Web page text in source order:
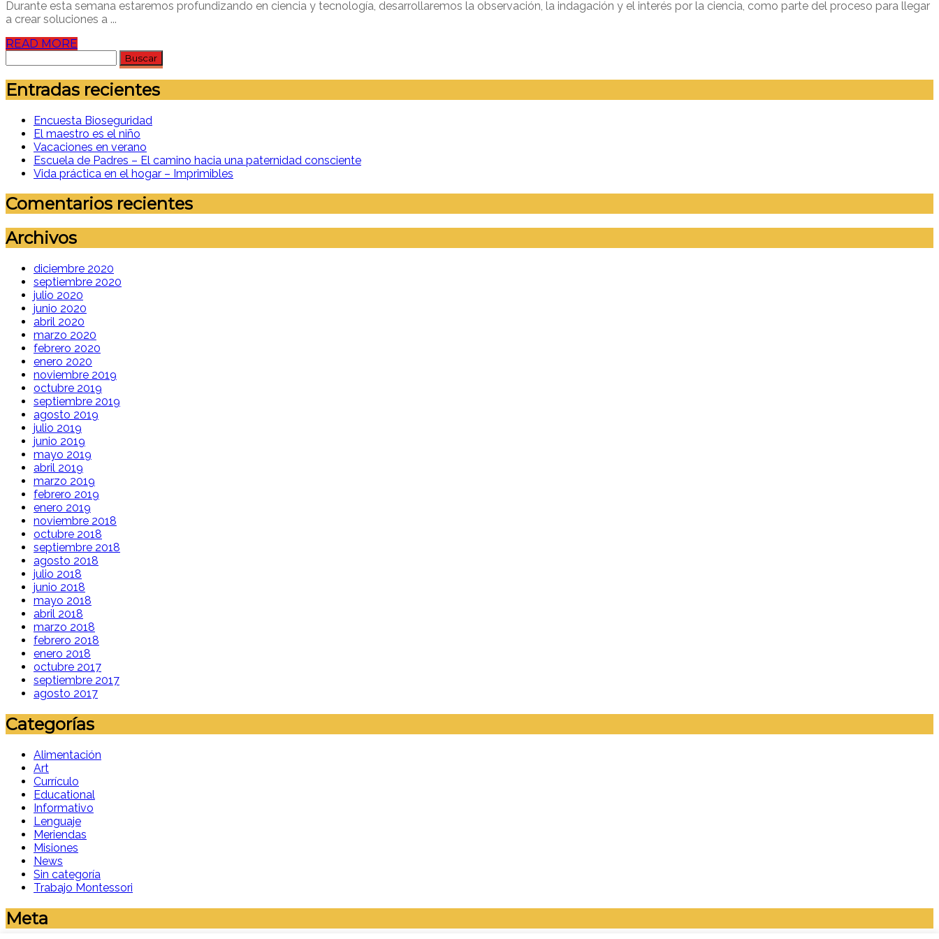
Durante esta semana estaremos profundizando en ciencia y tecnología, desarrollaremos la observación, la indagación y el interés por la ciencia, como parte del proceso para llegar
a crear soluciones a ...
READ MORE
Entradas recientes
Encuesta Bioseguridad
El maestro es el niño
Vacaciones en verano
Escuela de Padres – El camino hacia una paternidad consciente
Vida práctica en el hogar – Imprimibles
Comentarios recientes
Archivos
diciembre 2020
septiembre 2020
julio 2020
junio 2020
abril 2020
marzo 2020
febrero 2020
enero 2020
noviembre 2019
octubre 2019
septiembre 2019
agosto 2019
julio 2019
junio 2019
mayo 2019
abril 2019
marzo 2019
febrero 2019
enero 2019
noviembre 2018
octubre 2018
septiembre 2018
agosto 2018
julio 2018
junio 2018
mayo 2018
abril 2018
marzo 2018
febrero 2018
enero 2018
octubre 2017
septiembre 2017
agosto 2017
Categorías
Alimentación
Art
Currículo
Educational
Informativo
Lenguaje
Meriendas
Misiones
News
Sin categoría
Trabajo Montessori
Meta